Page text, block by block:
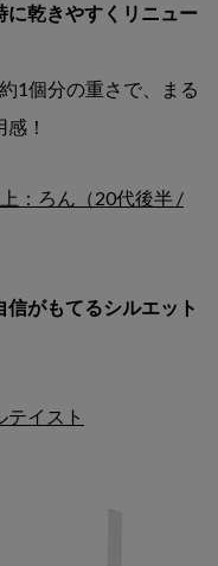
に乾きやすくリニュー
1個分の重さで、まる
！
：ろん（20代後半 /
がもてるシルエット
イスト